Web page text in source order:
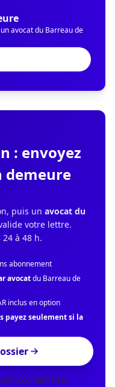
avocat du Barreau de
: envoyez
demeure
puis un avocat du
votre lettre.
à 48 h.
abonnement
avocatdu Barreau de
inclus en option
payez seulement si la
5 min pour démarrer